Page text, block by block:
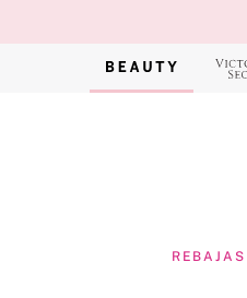
REBAJAS